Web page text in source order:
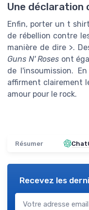
Une déclaration
Enfin, porter un t
de rébellion contre
manière de dire >.
Guns N' Roses ont
de l'insoumission.
affirment clairement
amour pour le rock.
Résumer
Recevez les